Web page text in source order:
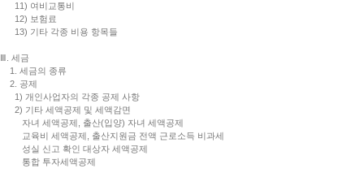
11) 여비교통비
12) 보험료
13) 기타 각종 비용 항목들
Ⅲ. 세금
1. 세금의 종류
2. 공제
1) 개인사업자의 각종 공제 사항
2) 기타 세액공제 및 세액감면
자녀 세액공제, 출산(입양) 자녀 세액공제
교육비 세액공제, 출산지원금 전액 근로소득 비과세
성실 신고 확인 대상자 세액공제
통합 투자세액공제